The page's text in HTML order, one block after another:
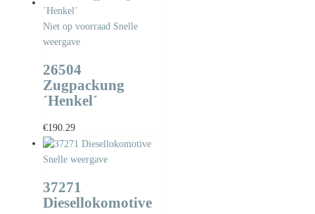
Niet op voorraad Snelle
weergave
26504
Zugpackung
´Henkel´
€190.29
Snelle weergave
37271
Diesellokomotive